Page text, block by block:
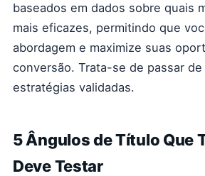
baseados em dados sobre quais
mais eficazes, permitindo que
abordagem e maximize suas
conversão. Trata-se de passar
estratégias validadas.
5 Ângulos de Título Que
Deve Testar